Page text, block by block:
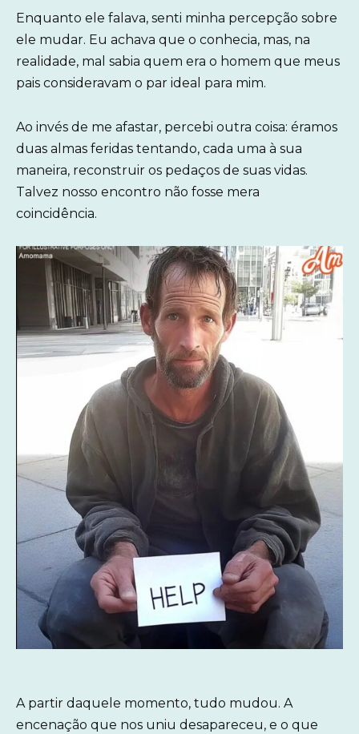
Enquanto ele falava, senti minha percepção sobre
ele mudar. Eu achava que o conhecia, mas, na
realidade, mal sabia quem era o homem que meus
pais consideravam o par ideal para mim.
Ao invés de me afastar, percebi outra coisa: éramos
duas almas feridas tentando, cada uma à sua
maneira, reconstruir os pedaços de suas vidas.
Talvez nosso encontro não fosse mera
coincidência.
A partir daquele momento, tudo mudou. A
encenação que nos uniu desapareceu, e o que